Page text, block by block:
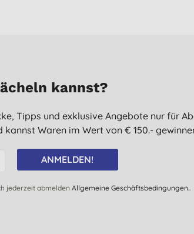
kannst?
Tipps und exklusive Angebote nur für
Waren im Wert von € 150.-
ANMELDEN!
jederzeit abmelden Allgemeine Geschäftsbedingungen..